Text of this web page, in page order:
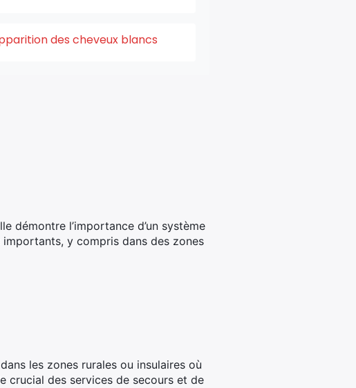
des cheveux blancs
démontre l’importance d’un système
y compris dans des zones
les zones rurales ou insulaires où
crucial des services de secours et de